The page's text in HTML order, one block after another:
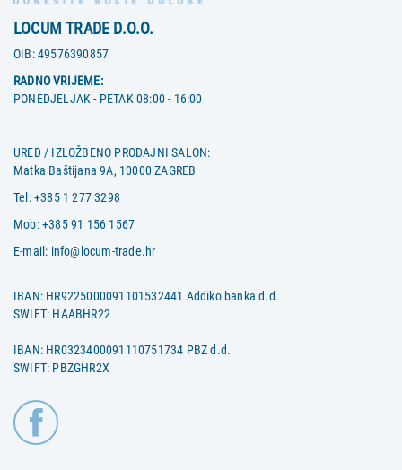
LOCUM TRADE D.O.O.
OIB:49576390857
RADNO VRIJEME:
PONEDJELJAK - PETAK 08:00 - 16:00
URED / IZLOŽBENO PRODAJNI SALON:
Matka Baštijana 9A, 10000 ZAGREB
Tel:+385 1 277 3298
Mob:+385 91 156 1567
E-mail: info@locum-trade.hr
IBAN: HR9225000091101532441 Addiko banka d.d.
SWIFT: HAABHR22
IBAN: HR0323400091110751734 PBZ d.d.
SWIFT: PBZGHR2X